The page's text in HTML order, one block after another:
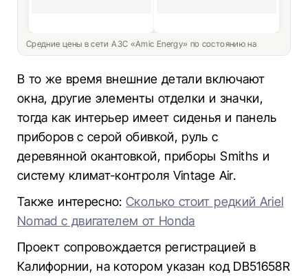
Средние цены в сети АЗС «Amic Energy» по состоянию на
В то же время внешние детали включают
окна, другие элементы отделки и значки,
тогда как интерьер имеет сиденья и панель
приборов с серой обивкой, руль с
деревянной окантовкой, приборы Smiths и
систему климат-контроля Vintage Air.
Также интересно:Сколько стоит редкий Ariel
Nomad с двигателем от Honda
Проект сопровождается регистрацией в
Калифорнии, на котором указан код DB51658R